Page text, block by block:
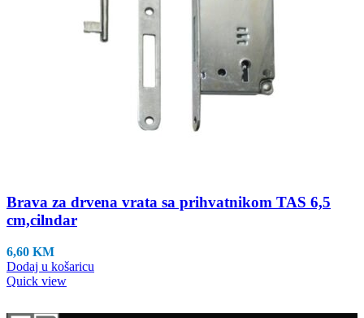
Brava za drvena vrata sa prihvatnikom TAS 6,5
cm,cilndar
6,60 KM
Dodaj u košaricu
Quick view